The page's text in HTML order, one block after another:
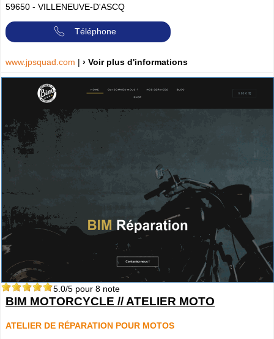
59650 - VILLENEUVE-D'ASCQ
Téléphone
www.jpsquad.com | › Voir plus d'informations
5.0/5 pour 8 note
BIM MOTORCYCLE // ATELIER MOTO
ATELIER DE RÉPARATION POUR MOTOS